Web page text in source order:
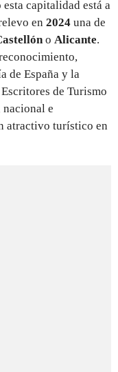
capitalidad está a
en 2024 una de
o Alicante.
de España y la
de Turismo
nacional e
atractivo turístico en